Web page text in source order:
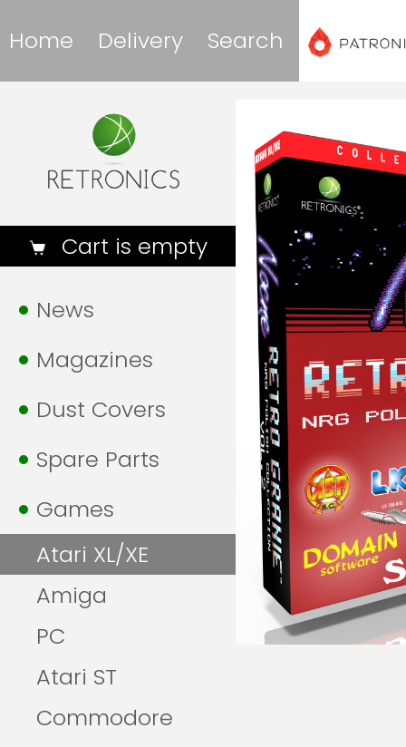
Home Delivery Search
Cart is empty
News
Magazines
Dust Covers
Spare Parts
Games
Atari XL/XE
Amiga
PC
Atari ST
Commodore